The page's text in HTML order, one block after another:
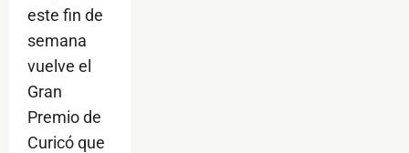
este fin de
semana
vuelve el
Gran
Premio de
Curicó que